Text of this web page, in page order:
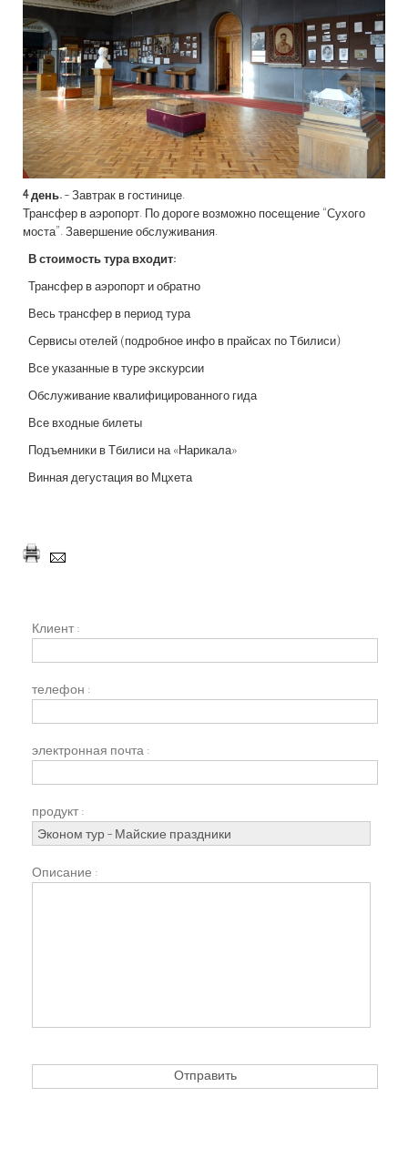
4 день. - Завтрак в гостинице.
Трансфер в аэропорт. По дороге возможно посещение “Сухого
моста”. Завершение обслуживания.
В стоимость тура входит:
Трансфер в аэропорт и обратно
Весь трансфер в период тура
Сервисы отелей (подробное инфо в прайсах по Тбилиси)
Все указанные в туре экскурсии
Обслуживание квалифицированного гида
Все входные билеты
Подъемники в Тбилиси на «Нарикала»
Винная дегустация во Мцхета
Клиент :
телефон :
электронная почта :
продукт :
Описание :